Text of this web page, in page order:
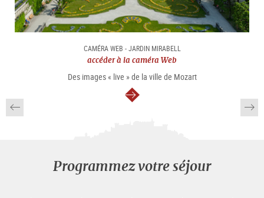
CAMÉRA WEB - JARDIN MIRABELL
accéder à la caméra Web
Des images « live » de la ville de Mozart
Continuer
Programmez votre séjour